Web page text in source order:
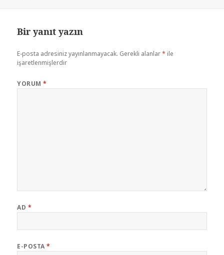
Bir yanıt yazın
E-posta adresiniz yayınlanmayacak. Gerekli alanlar* ile
işaretlenmişlerdir
YORUM*
AD *
E-POSTA*